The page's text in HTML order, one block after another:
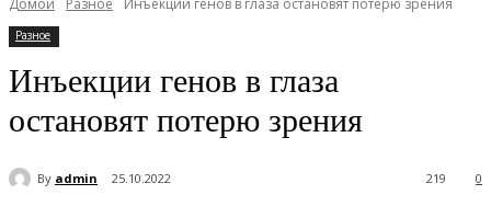
Домой Разное Инъекции генов в глаза остановят потерю зрения
Разное
Инъекции генов в глаза
остановят потерю зрения
By admin 25.10.2022 0
219